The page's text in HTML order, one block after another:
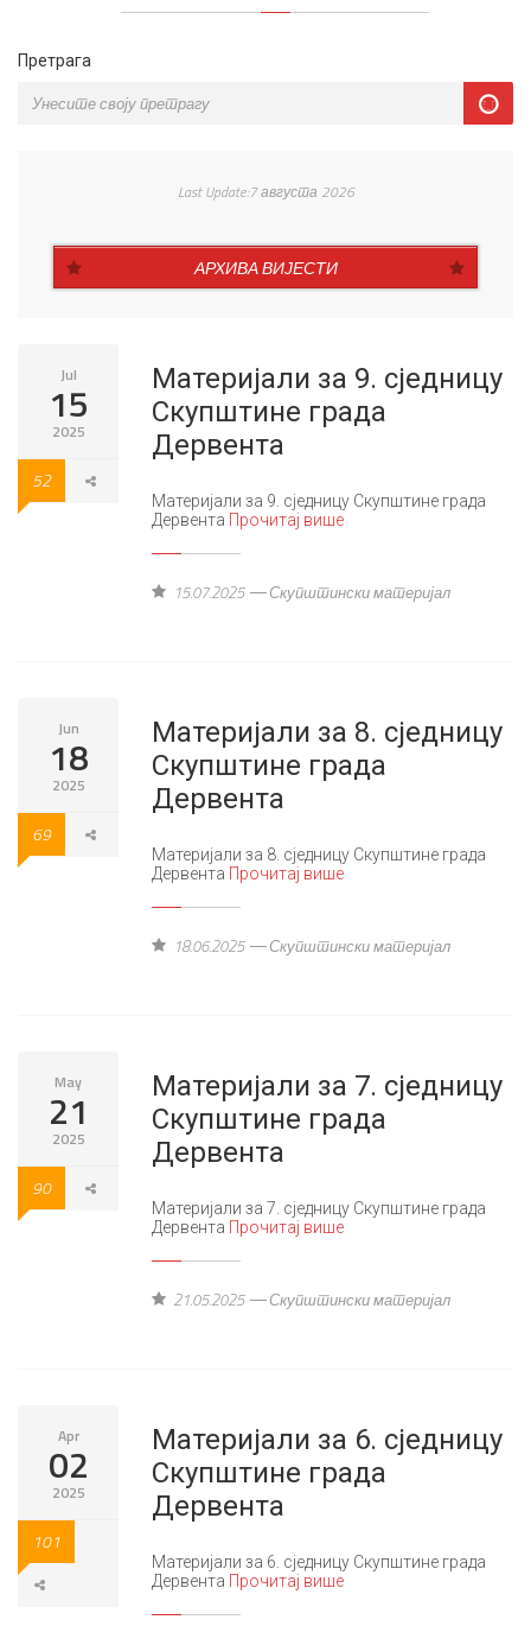
Претрага
Last Update:7 августа 2026
АРХИВА ВИЈЕСТИ
Jul
15
2025
52
Материјали за 9. сједницу
Скупштине града
Дервента
Материјали за 9. сједницу Скупштине града
Дервента Прочитај више
15.07.2025 Скупштински материјал
Jun
18
2025
69
Материјали за 8. сједницу
Скупштине града
Дервента
Материјали за 8. сједницу Скупштине града
Дервента Прочитај више
18.06.2025 Скупштински материјал
May
21
2025
90
Материјали за 7. сједницу
Скупштине града
Дервента
Материјали за 7. сједницу Скупштине града
Дервента Прочитај више
21.05.2025 Скупштински материјал
Apr
02
2025
101
Материјали за 6. сједницу
Скупштине града
Дервента
Материјали за 6. сједницу Скупштине града
Дервента Прочитај више